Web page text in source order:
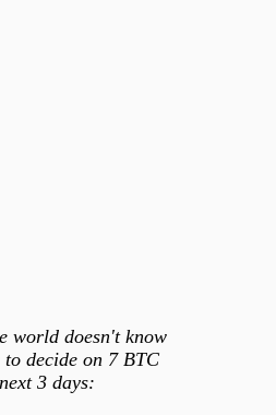
world doesn't know
decide on 7 BTC
3 days: